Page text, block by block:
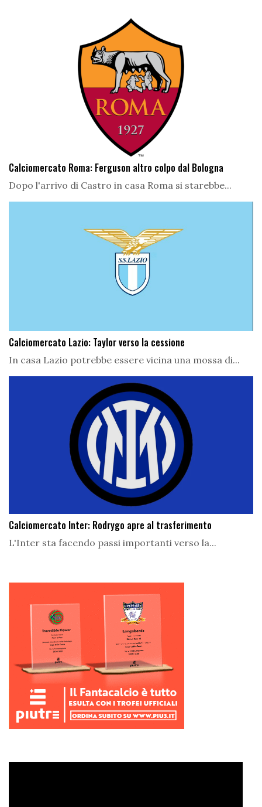
Calciomercato Roma: Ferguson altro colpo dal Bologna
Dopo l'arrivo di Castro in casa Roma si starebbe...
Calciomercato Lazio: Taylor verso la cessione
In casa Lazio potrebbe essere vicina una mossa di...
Calciomercato Inter: Rodrygo apre al trasferimento
L'Inter sta facendo passi importanti verso la...